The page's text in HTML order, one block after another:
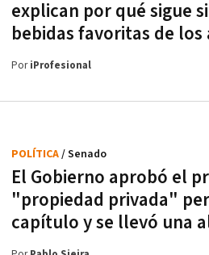
explican por qué sigue
bebidas favoritas de
PoriProfesional
El Gobierno aprobó el
"propiedad privada"
capítulo y se llevó una
POLÍTICA/ Senado